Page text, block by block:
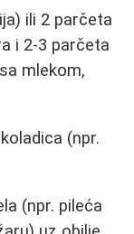
ili 2 parčeta
i 2-3 parčeta
mlekom,
(npr.
(npr. pileća